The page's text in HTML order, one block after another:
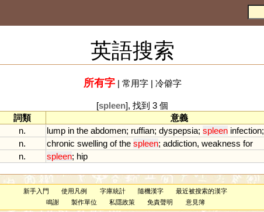
英語搜索
所有字| 常用字| 冷僻字
[spleen], 找到 3 個
詞類
意義
n. lump in the abdomen; ruffian; dyspepsia; spleen infection;
n. chronic swelling of the spleen; addiction, weakness for
n. spleen; hip
新手入門 使用凡例 字庫統計 隨機漢字
最近被搜索的漢字
鳴謝
製作單位 私隱政策 免責聲明 意見簿